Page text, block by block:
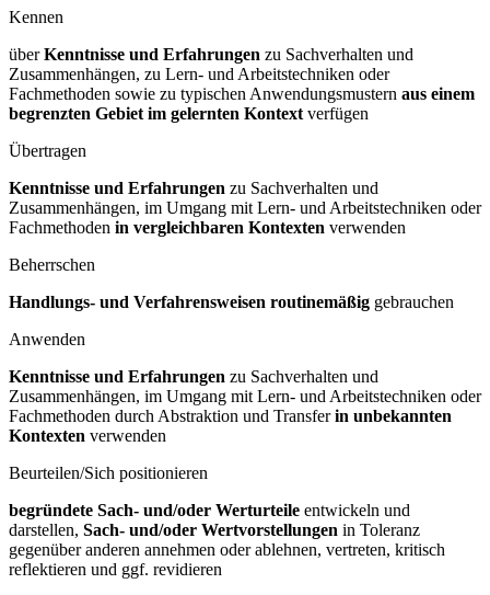
Kennen
überKenntnisse und Erfahrungen zu Sachverhalten und
Zusammenhängen, zu Lern- und Arbeitstechniken oder
Fachmethoden sowie zu typischen Anwendungsmustern aus einem
begrenzten Gebiet im gelernten Kontext verfügen
Übertragen
Kenntnisse und Erfahrungen zu Sachverhalten und
Zusammenhängen, im Umgang mit Lern- und Arbeitstechniken oder
Fachmethoden in vergleichbaren Kontexten verwenden
Beherrschen
Handlungs- und Verfahrensweisen routinemäßig gebrauchen
Anwenden
Kenntnisse und Erfahrungen zu Sachverhalten und
Zusammenhängen, im Umgang mit Lern- und Arbeitstechniken oder
Fachmethoden durch Abstraktion und Transferin unbekannten
Kontexten verwenden
Beurteilen/Sich positionieren
begründete Sach- und/oder Werturteile entwickeln und
darstellen, Sach- und/oder Wertvorstellungen in Toleranz
gegenüber anderen annehmen oder ablehnen, vertreten, kritisch
reflektieren und ggf. revidieren